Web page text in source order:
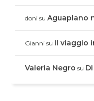
doni suAguaplano
Gianni su Il viaggio
Valeria Negro su